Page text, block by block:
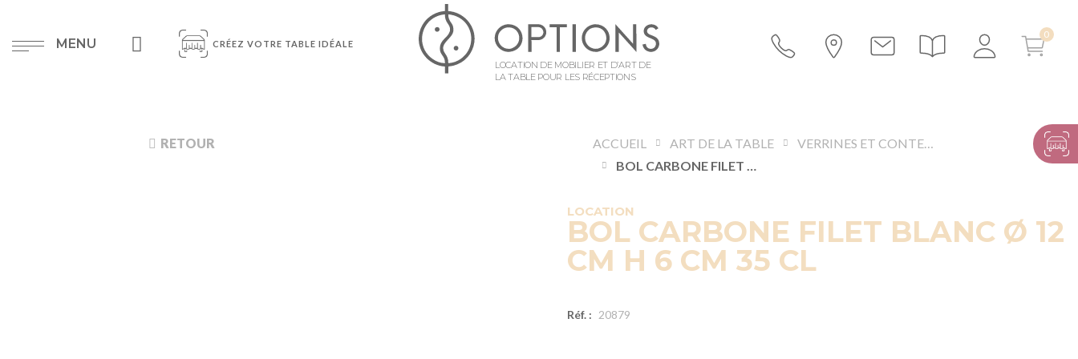
MENU CRÉEZ VOTRE TABLE IDÉALE
LOCATION DE MOBILIER ET D’ART DE
LA TABLE POUR LES RÉCEPTIONS
RETOUR ACCUEIL ART DE LA TABLE
VERRINES ET CONTENANTS
BOL CARBONE FILET BLANC Ø 12 CM H 6 CM 35 CL
LOCATION
BOL CARBONE FILET BLANC Ø 12
CM H 6 CM 35 CL
Réf. : 20879